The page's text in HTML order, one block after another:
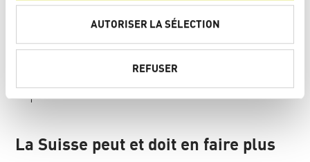
AUTORISER LA SÉLECTION
REFUSER
nécessaire. Or, depuis, rien n’a été fait. Le
large soutien dont bénéficie l'appel pour une
participation de la Suisse à l'évacuation des
camps des îles grecques accentue aujourd'hui
la pression sur le Conseil fédéral.
La Suisse peut et doit en faire plus